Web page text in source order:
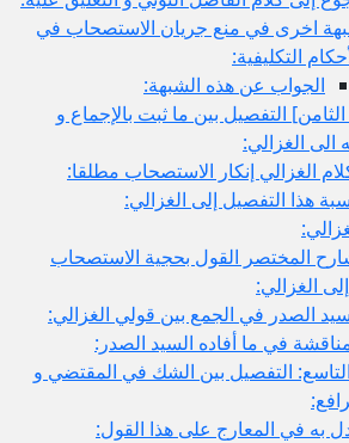
اخرى في منع جريان الاستصحاب في
التكليفية:
الجواب عن هذه الشبهة:
التفصيل بين ما ثبت بالإجماع و
الى الغزالي:
الغزالي إنكار الاستصحاب مطلقا:
هذا التفصيل إلى الغزالي:
المختصر القول بحجية الاستصحاب
الغزالي:
الصدر في الجمع بين قولي الغزالي:
في ما أفاده السيد الصدر:
التفصيل بين الشك في المقتضي و
به في المعارج على هذا القول: